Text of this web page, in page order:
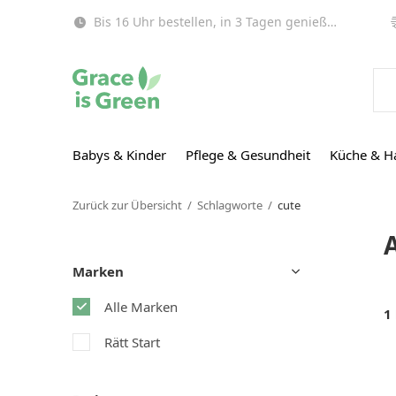
Babys & Kinder Pflege & Gesundheit Küche &
Bis 16 Uhr bestellen, in 3 Tagen genießen (EU)!
Zurück zur Übersicht Schlagworte cute
1
Marken
Alle Marken
Rätt Start